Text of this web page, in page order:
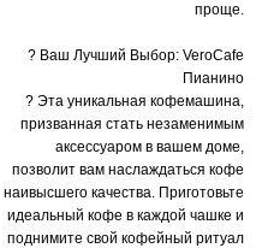
проще.
? Ваш Лучший Выбор: VeroCafe
Пианино
? Эта уникальная кофемашина,
призванная стать незаменимым
аксессуаром в вашем доме,
позволит вам наслаждаться кофе
наивысшего качества. Приготовьте
идеальный кофе в каждой чашке и
поднимите свой кофейный ритуал